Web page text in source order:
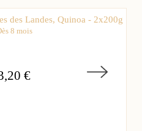
des Landes, Quinoa - 2x200g
8 mois
€